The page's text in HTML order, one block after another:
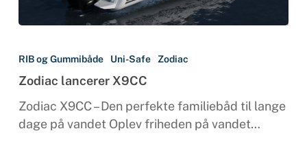
X9CC
RIB og Gummibåde Uni-Safe Zodiac
Zodiac lancerer X9CC
Zodiac X9CC – Den perfekte familiebåd til lange
dage på vandet Oplev friheden på vandet…